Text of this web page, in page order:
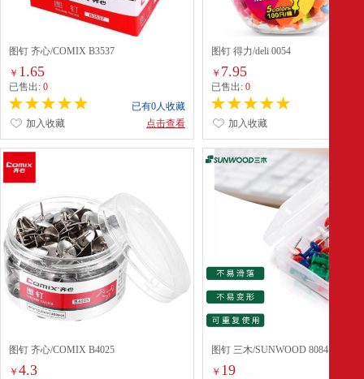
图钉 齐心/COMIX B3537
￥ 1.65
已售出: 0
已有0人收藏
点击查看
加入收藏
图钉 得力/deli 0054
￥ 7.95
已售出:0
加入收藏
图钉 齐心/COMIX B4025
￥ 4.3
图钉 三木/SUNWOOD 8084
￥ 19